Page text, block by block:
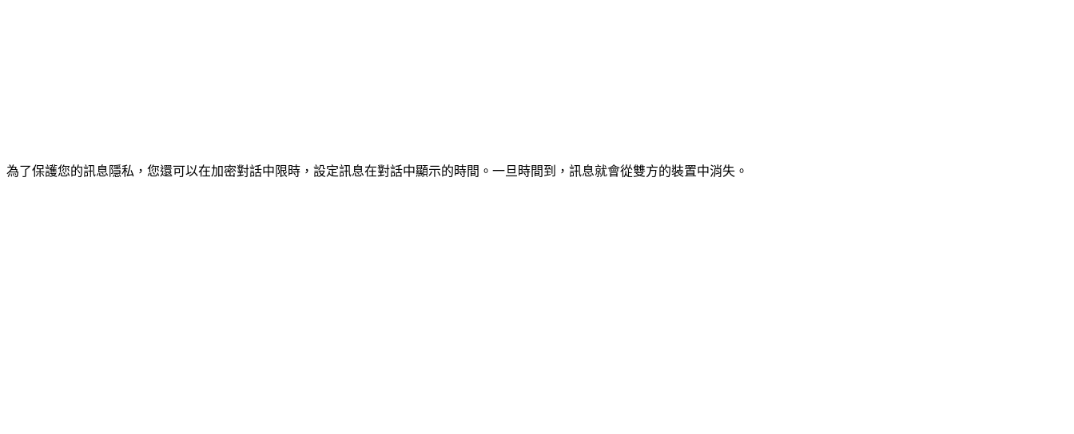
為了保護您的訊息隱私，您還可以在加密對話中限時，設定訊息在對話中顯示的時間。一旦時間到，訊息就會從雙方的裝置中消失。